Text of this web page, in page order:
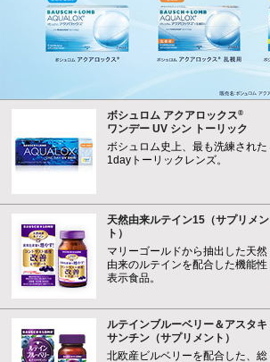
ボシュロム アクアロックス®
ワンデー UV シン トーリック
ボシュロム史上、最も洗練された
1dayトーリックレンズ。
天然由来ルテイン15（サプリメン
ト）
マリーゴールドから抽出した天然
由来のルテインを配合した機能性
表示食品。
ルテインブルーベリー＆アスタキ
サンチン（サプリメント）
北欧産ビルベリーを配合した、総